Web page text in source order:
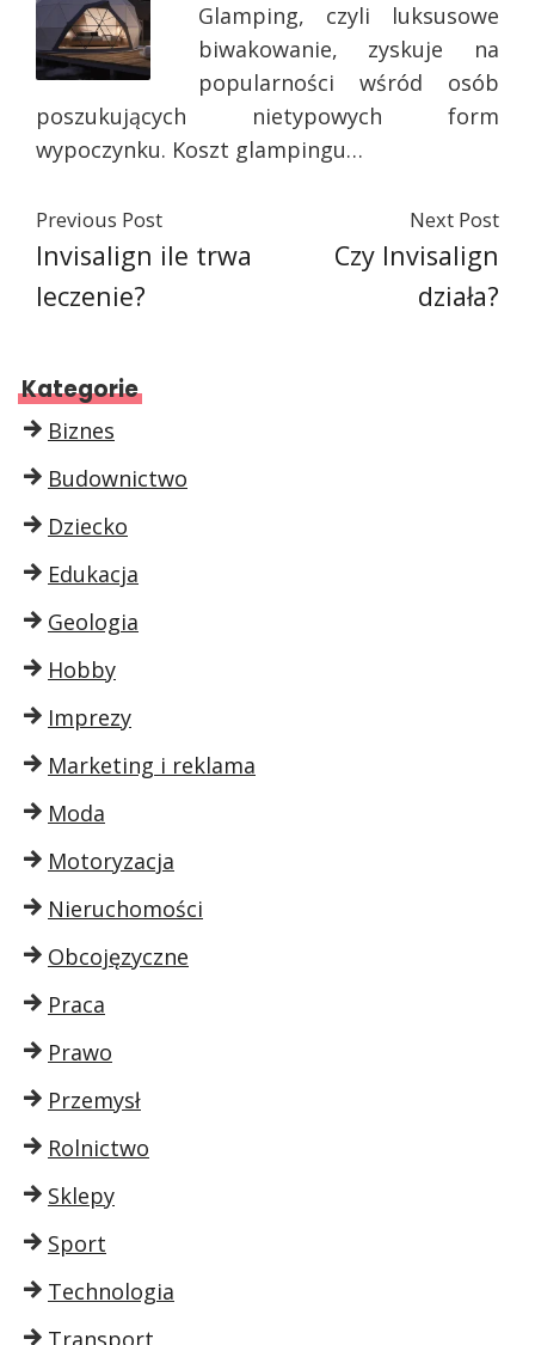
Glamping, czyli luksusowe
biwakowanie, zyskuje na
popularności wśród osób
poszukujących nietypowych form
wypoczynku. Koszt glampingu…
Previous Post
Invisalign ile trwa
leczenie?
Next Post
Czy Invisalign
działa?
Kategorie
Biznes
Budownictwo
Dziecko
Edukacja
Geologia
Hobby
Imprezy
Marketing i reklama
Moda
Motoryzacja
Nieruchomości
Obcojęzyczne
Praca
Prawo
Przemysł
Rolnictwo
Sklepy
Sport
Technologia